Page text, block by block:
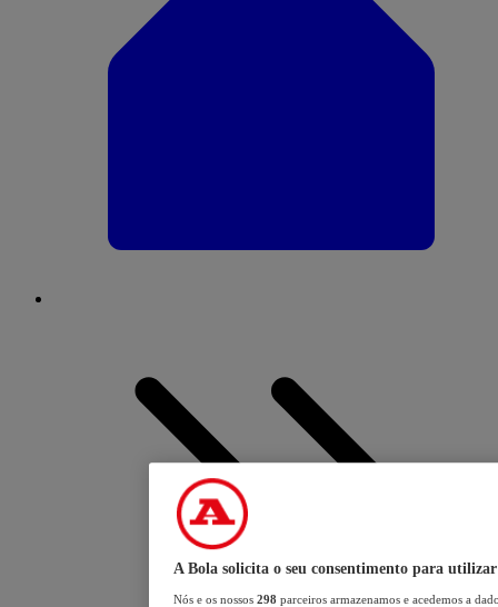
A Bola solicita o seu consentimento para utilizar
Nós e os nossos 298 parceiros armazenamos e acedemos a